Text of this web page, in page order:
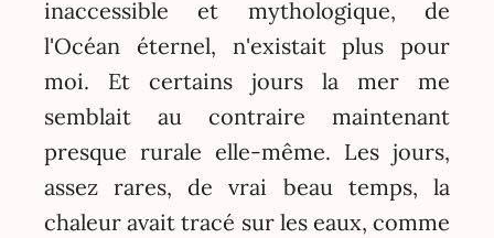
inaccessible et mythologique, de
l'Océan éternel, n'existait plus pour
moi. Et certains jours la mer me
semblait au contraire maintenant
presque rurale elle-même. Les jours,
assez rares, de vrai beau temps, la
chaleur avait tracé sur les eaux, comme